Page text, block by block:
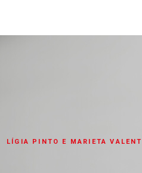
LÍGIA PINTO E MARIETA